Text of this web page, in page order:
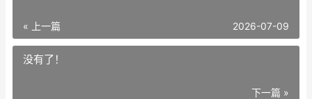
« 上一篇 2026-07-09
没有了！
下一篇 »